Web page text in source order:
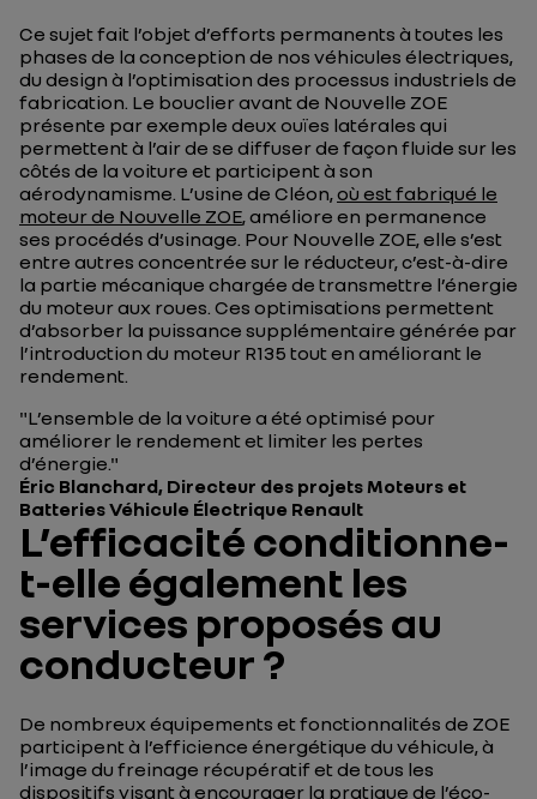
Ce sujet fait l’objet d’efforts permanents à toutes les
phases de la conception de nos véhicules électriques,
du design à l’optimisation des processus industriels de
fabrication. Le bouclier avant de Nouvelle ZOE
présente par exemple deux ouïes latérales qui
permettent à l’air de se diffuser de façon fluide sur les
côtés de la voiture et participent à son
aérodynamisme. L’usine de Cléon,où est fabriqué le
moteur de Nouvelle ZOE, améliore en permanence
ses procédés d’usinage. Pour Nouvelle ZOE, elle s’est
entre autres concentrée sur le réducteur, c’est-à-dire
la partie mécanique chargée de transmettre l’énergie
du moteur aux roues. Ces optimisations permettent
d’absorber la puissance supplémentaire générée par
l’introduction du moteur R135 tout en améliorant le
rendement.
"L’ensemble de la voiture a été optimisé pour
améliorer le rendement et limiter les pertes
d’énergie."
Éric Blanchard, Directeur des projets Moteurs et
Batteries Véhicule Électrique Renault
L’efficacité conditionne-
t-elle également les
services proposés au
conducteur ?
De nombreux équipements et fonctionnalités de ZOE
participent à l’efficience énergétique du véhicule, à
l’image du freinage récupératif et de tous les
dispositifs visant à encourager la pratique de l’éco-